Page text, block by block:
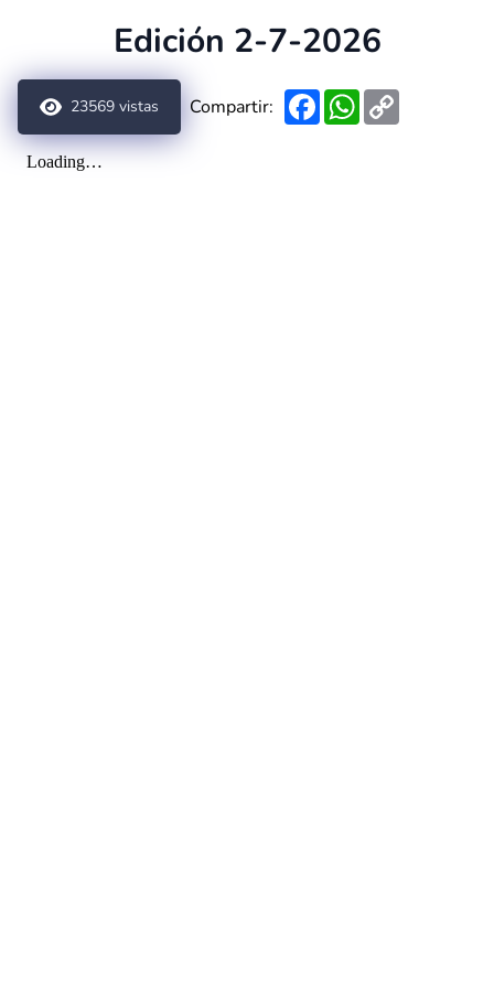
Edición 2-7-2026
23569 vistas Compartir: FacebookWhatsApp